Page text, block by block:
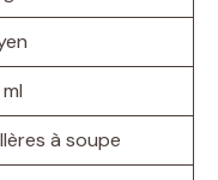
à soupe